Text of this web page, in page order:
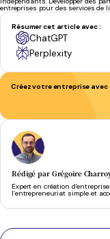
entreprises pour des services de
Résumer cet article avec :
ChatGPT
Perplexity
Créez votre entreprise avec
Rédigé par Grégoire
Expert en création
l’entrepreneuriat simple et